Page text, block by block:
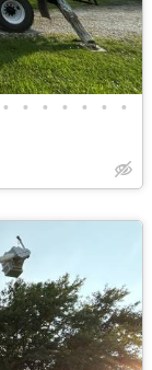
• • • • • • •